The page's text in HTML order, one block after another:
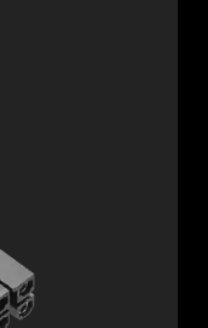
FDD